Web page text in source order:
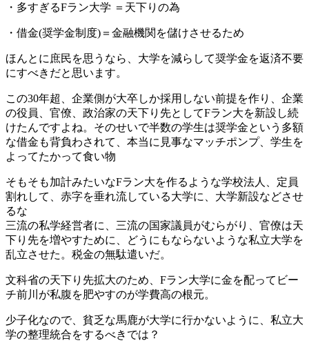
・多すぎるFラン大学 ＝天下りの為
・借金(奨学金制度)＝金融機関を儲けさせるため
ほんとに庶民を思うなら、大学を減らして奨学金を返済不要
にすべきだと思います。
この30年超、企業側が大卒しか採用しない前提を作り、企業
の役員、官僚、政治家の天下り先としてFラン大を新設し続
けたんですよね。そのせいで半数の学生は奨学金という多額
な借金も背負わされて、本当に見事なマッチポンプ、学生を
よってたかって食い物
そもそも加計みたいなFラン大を作るような学校法人、定員
割れして、赤字を垂れ流している大学に、大学新設などさせ
るな
三流の私学経営者に、三流の国家議員がむらがり、官僚は天
下り先を増やすために、どうにもならないような私立大学を
乱立させた。税金の無駄遣いだ。
文科省の天下り先拡大のため、Fラン大学に金を配ってビー
チ前川が私腹を肥やすのが学費高の根元。
少子化なので、貧乏な馬鹿が大学に行かないように、私立大
学の整理統合をするべきでは？